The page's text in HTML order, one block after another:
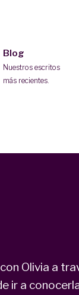
Blog
Nuestros escritos
más recientes.
Olivia a
ir a